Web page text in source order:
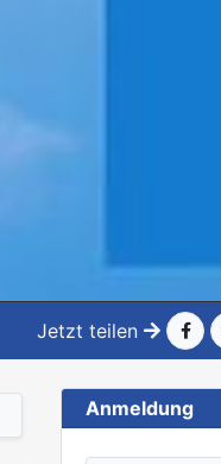
Jetzt teilen
Anmeldung